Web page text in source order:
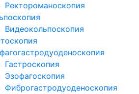
Ректороманоскопия
Видеокольпоскопия
Гастроскопия
Эзофагоскопия
Фиброгастродуоденоскопия